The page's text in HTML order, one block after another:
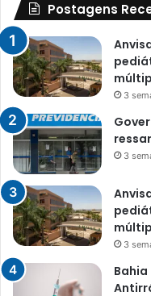
Postagens
3
3
3